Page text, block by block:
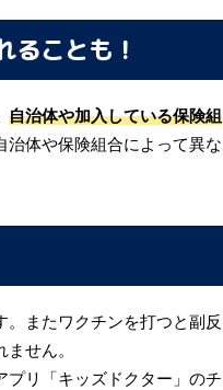
ることも！
自治体や加入している保険組
治体や保険組合によって異な
またワクチンを打つと副反
せん。
プリ「キッズドクター」のチ